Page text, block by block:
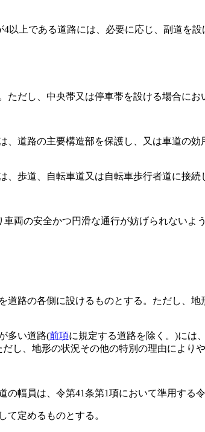
4以上である道路には、必要に応じ、副道を設
ただし、中央帯又は停車帯を設ける場合にお
道路の主要構造部を保護し、又は車道の
歩道、自転車道又は自転車歩行者道に接続
両の安全かつ円滑な通行が妨げられない
道路の各側に設けるものとする。 ただし、地
多い道路(前項に規定する道路を除く。)には
だし、地形の状況その他の特別の理由により
幅員は、令第41条第1項において準用する
て定めるものとする。